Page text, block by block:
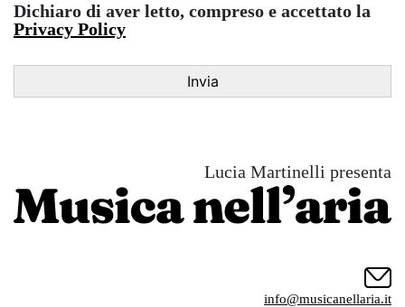
Dichiaro di aver letto, compreso e accettato la
Privacy Policy
Lucia Martinelli presenta
info@musicanellaria.it